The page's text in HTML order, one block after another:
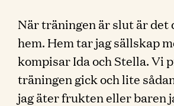
När träningen är slut är det
hem. Hem tar jag sällskap
kompisar Ida och Stella. Vi
träningen gick och lite
jag äter frukten eller baren